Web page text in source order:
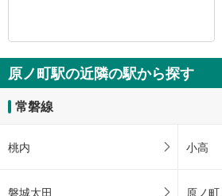
原ノ町駅の近隣の駅から探す
常磐線
桃内 小高
磐城太田 原ノ町